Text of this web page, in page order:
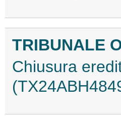
TRIBUNALE
Chiusura